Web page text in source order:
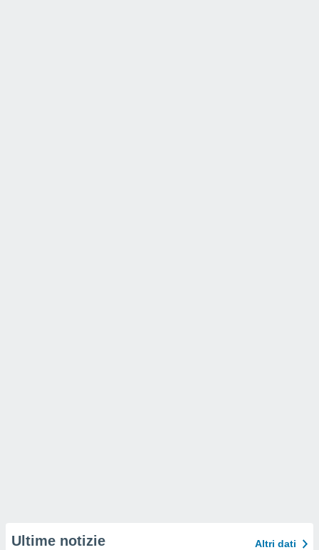
Ultime notizie Altri dati